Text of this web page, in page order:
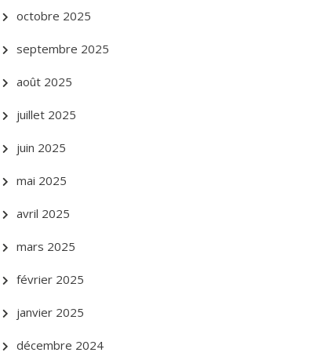
octobre 2025
septembre 2025
août 2025
juillet 2025
juin 2025
mai 2025
avril 2025
mars 2025
février 2025
janvier 2025
décembre 2024